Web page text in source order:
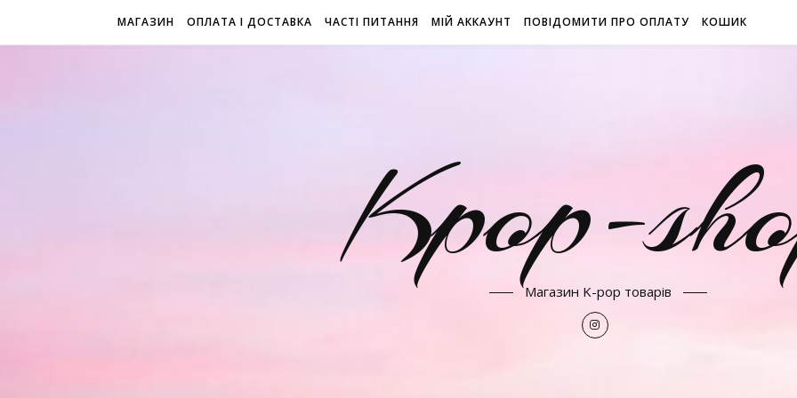
МАГАЗИН ОПЛАТА І ДОСТАВКА ЧАСТІ ПИТАННЯ МІЙ АККАУНТ ПОВІДОМИТИ ПРО ОПЛАТУ КОШИК
Kpop-
Магазин K-pop товарів